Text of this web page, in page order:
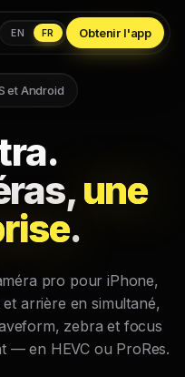
EN FR Obtenir l'app
et Android
une
.
pro pour iPhone,
arrière en simultané,
zebra et focus
— en HEVC ou ProRes.